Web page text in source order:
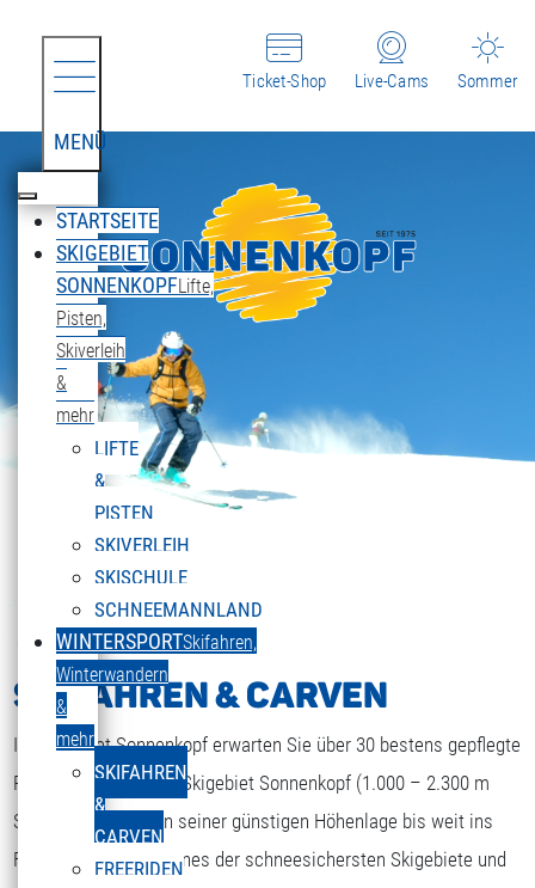
MENÜ
STARTSEITE
SKIGEBIET
SONNENKOPFLifte,
Pisten,
Skiverleih
&
mehr
LIFTE
&
PISTEN
SKIVERLEIH
SKISCHULE
SCHNEEMANNLAND
WINTERSPORTSkifahren,
Winterwandern
&
mehr
SKIFAHREN
&
CARVEN
FREERIDEN
Sommer
Live-Cams
Ticket-Shop
SKIFAHREN & CARVEN
Im Skigebiet Sonnenkopf erwarten Sie über 30 bestens gepflegte
Pistenkilometer. Das Skigebiet Sonnenkopf (1.000 – 2.300 m
Seehöhe) gilt wegen seiner günstigen Höhenlage bis weit ins
Frühjahr hinein, als eines der schneesichersten Skigebiete und